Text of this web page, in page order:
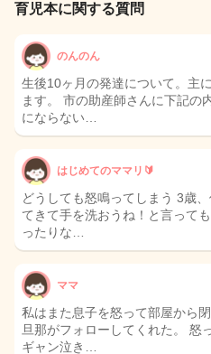
育児本に関する質問
のんのん
生後10ヶ月の発達について。主
ます。 市の助産師さんに下記の
にならない…
はじめてのママリ🔰
どうしても怒鳴ってしまう 3歳
てきて手を洗おうね！と言って
ったりな…
ママ
私はまた息子を怒って部屋から
旦那がフォローしてくれた。 怒
ギャン泣き…